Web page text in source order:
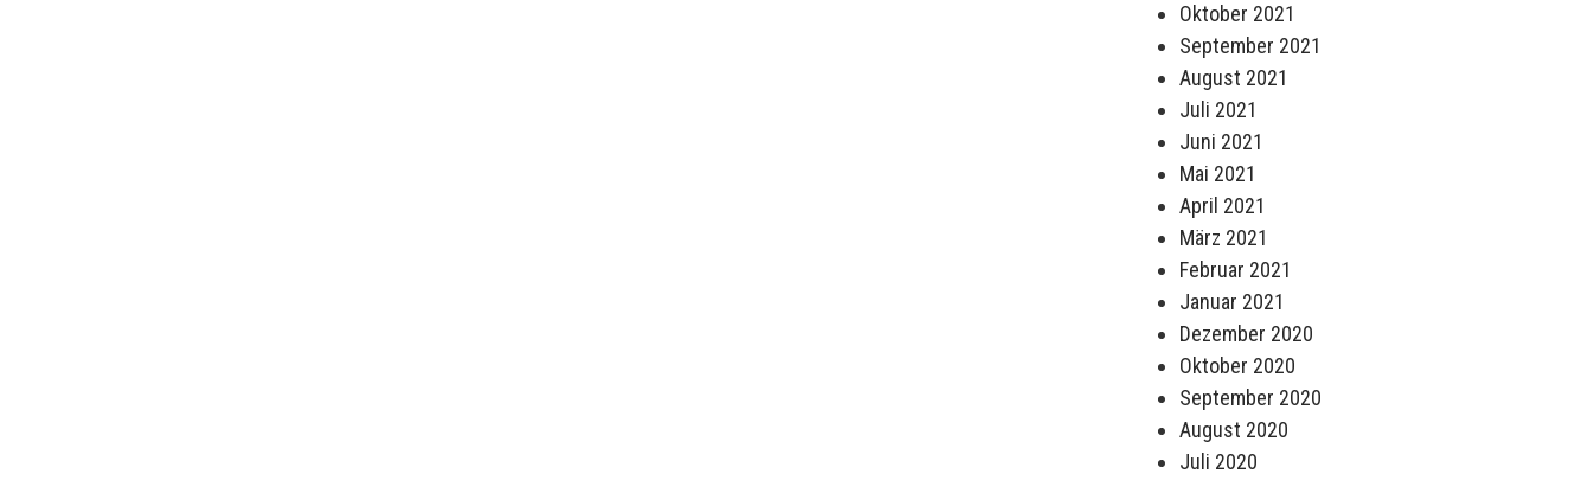
Oktober 2021
September 2021
August 2021
Juli 2021
Juni 2021
Mai 2021
April 2021
März 2021
Februar 2021
Januar 2021
Dezember 2020
Oktober 2020
September 2020
August 2020
Juli 2020